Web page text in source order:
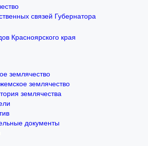
землячество
землячество
землячества
документы